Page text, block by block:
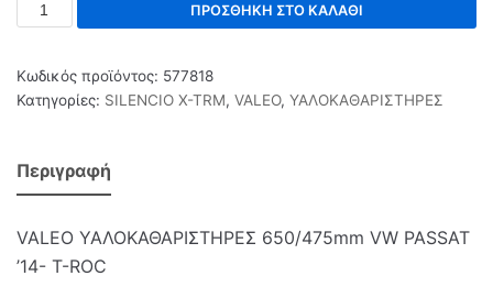
ΠΡΟΣΘΉΚΗ ΣΤΟ ΚΑΛΆΘΙ
Κωδικός προϊόντος: 577818
Κατηγορίες: SILENCIO X-TRM, VALEO, ΥΑΛΟΚΑΘΑΡΙΣΤΗΡΕΣ
Περιγραφή
VALEO ΥΑΛΟΚΑΘΑΡΙΣΤΗΡΕΣ 650/475mm VW PASSAT
’14- T-ROC